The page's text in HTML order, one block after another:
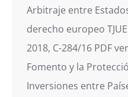
Arbitraje entre
derecho europeo
2018, C-284/16 PDF
Fomento y la
Inversiones entre